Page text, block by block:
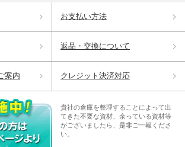
お支払い方法
返品・交換について
案内 クレジット決済対応
貴社の倉庫を整理することによって出
てきた不要な資材、余っている資材等
がございましたら、是非ご一報くださ
い。